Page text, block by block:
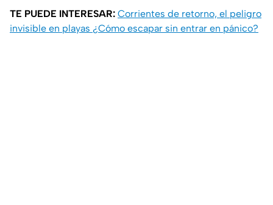
TE PUEDE INTERESAR: Corrientes de retorno, el peligro
invisible en playas ¿Cómo escapar sin entrar en pánico?